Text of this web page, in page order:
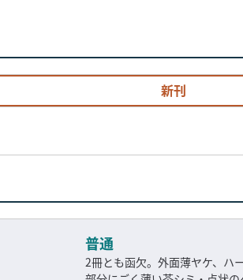
新刊
普通
2冊とも函欠。外面薄ヤケ、ハ